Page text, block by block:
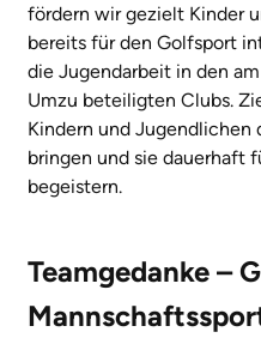
fördern wir gezielt Kinder
bereits für den Golfsport
die Jugendarbeit in den
Umzu beteiligten Clubs.
Kindern und Jugendlichen
bringen und sie dauerhaft
begeistern.
Teamgedanke –